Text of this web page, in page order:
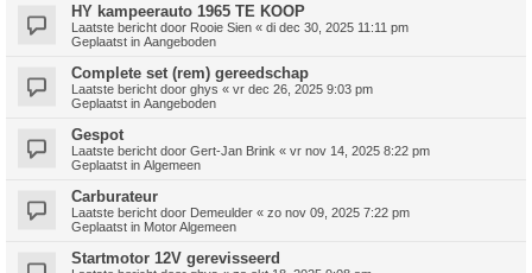
HY kampeerauto 1965 TE KOOP
Laatste bericht door Rooie Sien « di dec 30, 2025 11:11 pm
Geplaatst in Aangeboden
Complete set (rem) gereedschap
Laatste bericht door ghys « vr dec 26, 2025 9:03 pm
Geplaatst in Aangeboden
Gespot
Laatste bericht door Gert-Jan Brink « vr nov 14, 2025 8:22 pm
Geplaatst in Algemeen
Carburateur
Laatste bericht door Demeulder « zo nov 09, 2025 7:22 pm
Geplaatst in Motor Algemeen
Startmotor 12V gerevisseerd